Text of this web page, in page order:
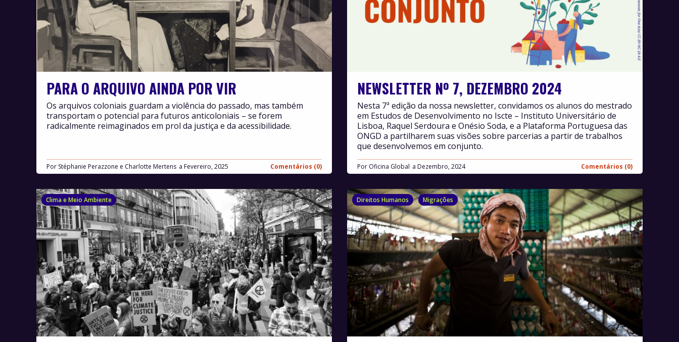
PARA O ARQUIVO AINDA POR VIR
Por Stéphanie Perazzone e Charlotte Mertens Fevereiro, 2025 Comentários (0)
Os arquivos coloniais guardam a violência do passado, mas também
transportam o potencial para futuros anticoloniais – se forem
radicalmente reimaginados em prol da justiça e da acessibilidade.
NEWSLETTER Nº 7, DEZEMBRO 2024
Por Oficina Global Dezembro, 2024 Comentários (0)
Nesta 7ª edição da nossa newsletter, convidamos os alunos do mestrado
em Estudos de Desenvolvimento no Iscte – Instituto Universitário de
Lisboa, Raquel Serdoura e Onésio Soda, e a Plataforma Portuguesa das
ONGD a partilharem suas visões sobre parcerias a partir de trabalhos
que desenvolvemos em conjunto.
Clima e Meio Ambiente Direitos Humanos Migrações